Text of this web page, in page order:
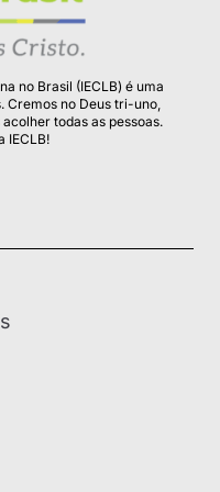
no Brasil (IECLB) é uma
Cremos no Deus tri-uno,
todas as pessoas.
IECLB!